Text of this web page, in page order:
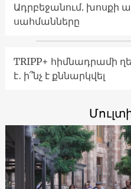
Ադրբեջանում. խոսքի
սահմանները
TRIPP+ հիմնադրամի
է․ ի՞նչ է քննարկվել